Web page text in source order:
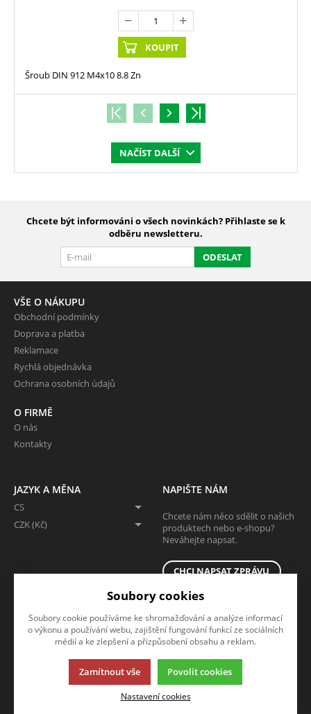
KOUPIT
Šroub DIN 912 M4x10 8.8 Zn
NAČÍST DALŠÍ
Chcete být informováni o všech novinkách? Přihlaste se k
odběru newsletteru.
ODESLAT
VŠE O NÁKUPU
Obchodní podmínky
Doprava a platba
Reklamace
Rychlá objednávka
Ochrana osobních údajů
O FIRMĚ
O nás
Kontakty
JAZYK A MĚNA
CS
CZK (Kč)
NAPIŠTE NÁM
Chcete nám něco sdělit o našich
produktech nebo e-shopu?
Neváhejte napsat.
CHCI NAPSAT ZPRÁVU
Tato stránka používá soubory cookies. Klikněte pro více informací.
Soubory cookies
Soubory cookie používáme ke shromažďování a analýze informací
o výkonu a používání webu, zajištění fungování funkcí ze sociálních
médií a ke zlepšení a přizpůsobení obsahu a reklam.
Zamítnout vše Povolit cookies
Nastavení cookies